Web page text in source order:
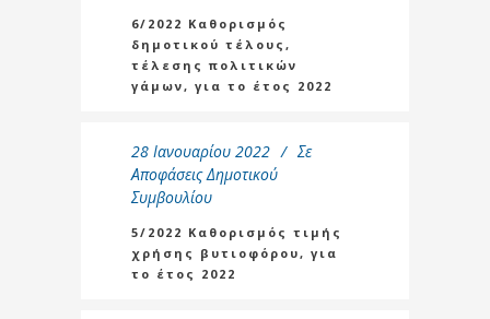
6/2022 Καθορισμός
δημοτικού τέλους,
τέλεσης πολιτικών
γάμων, για το έτος 2022
28 Ιανουαρίου 2022
Σε
Αποφάσεις Δημοτικού
Συμβουλίου
5/2022 Καθορισμός τιμής
χρήσης βυτιοφόρου, για
το έτος 2022